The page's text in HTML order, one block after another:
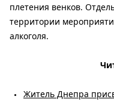
плетения венков.
территории
алкоголя.
Житель Днепра